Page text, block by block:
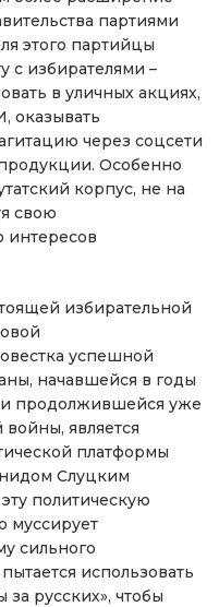
партиями
этого партийцы
с избирателями –
в уличных акциях,
оказывать
через соцсети
Особенно
корпус, не на
свою
интересов
избирательной
успешной
начавшейся в годы
и продолжившейся уже
является
платформы
Слуцким
политическую
муссирует
сильного
использовать
русских», чтобы